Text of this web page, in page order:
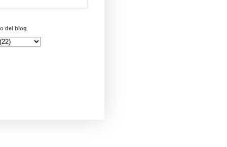
del blog